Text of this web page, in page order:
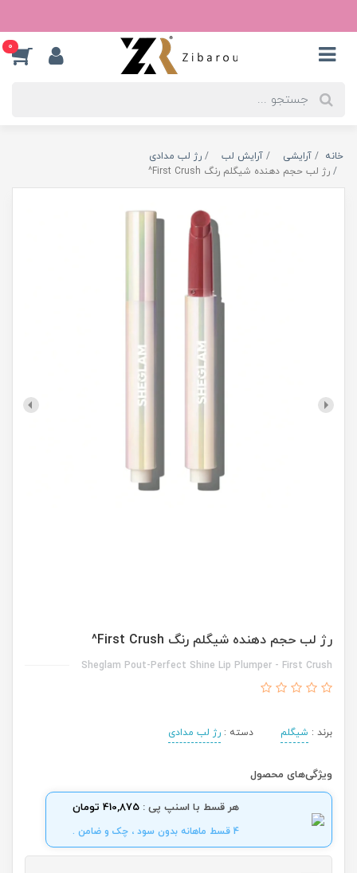
0
خانه آرایشی آرایش لب
رژ لب مدادی
رژ لب حجم دهنده شیگلم رنگ First Crush^
رژ لب حجم دهنده شیگلم رنگ First Crush^
Sheglam Pout-Perfect Shine Lip Plumper - First Crush
برند : شیگلم دسته : رژ لب مدادی
ویژگی‌های محصول
هر قسط با اسنپ پی : 410,875 تومان
4 قسط ماهانه بدون سود ، چک و ضامن .